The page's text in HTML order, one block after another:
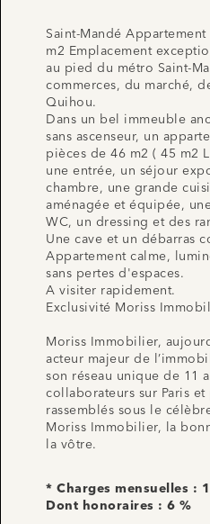
Saint-Mandé
m2 Emplacement
au pied du métro Saint-
commerces, du marché,
Quihou.
Dans un bel immeuble
sans ascenseur, un
pièces de 46 m2 ( 45 m2
une entrée, un séjour
chambre, une grande
aménagée et équipée,
WC, un dressing et des
Une cave et un débarras
Appartement calme,
sans pertes d'espaces.
A visiter rapidement.
Exclusivité Moriss
Moriss Immobilier,
acteur majeur de
son réseau unique de 11
collaborateurs sur Paris
rassemblés sous le
Moriss Immobilier, la
la vôtre.
* Charges mensuelles :
Dont honoraires : 6 %